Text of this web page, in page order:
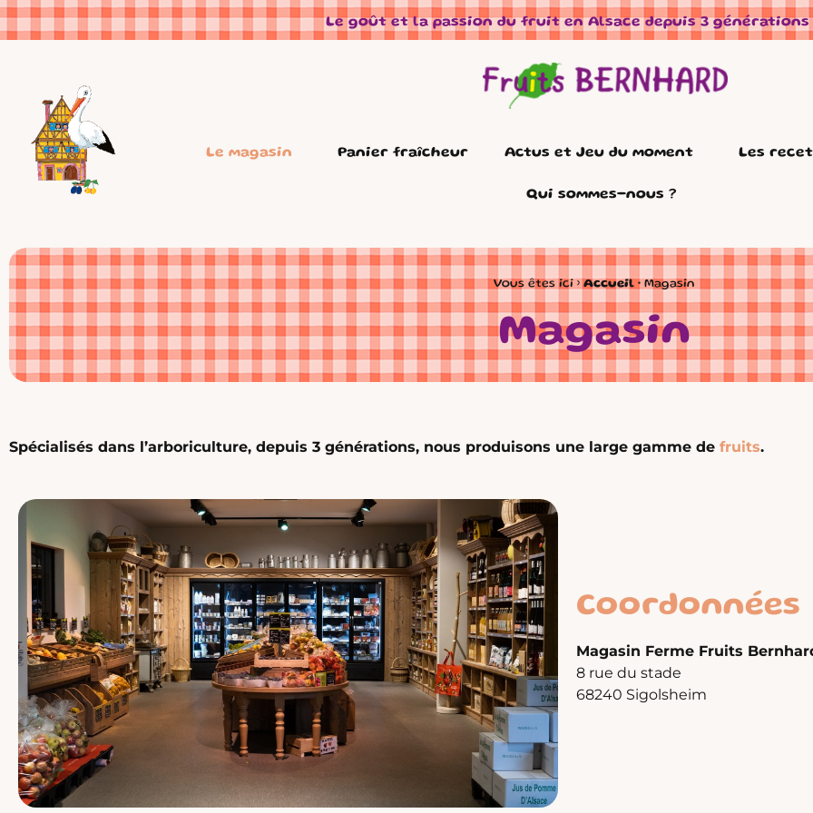
Le goût et la passion du fruit en Alsace depuis 3 générations
Le magasin Panier fraîcheur Actus et Jeu du moment Les
Qui sommes-nous ?
Vous êtes ici › Accueil • Magasin
Magasin
Spécialisés dans l’arboriculture, depuis 3 générations, nous produisons une large gamme de fruits.
Coordonnées
Magasin Ferme Fruits
8 rue du stade
68240 Sigolsheim
Panneau de gestion des cookies